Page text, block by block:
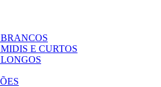
E CURTOS